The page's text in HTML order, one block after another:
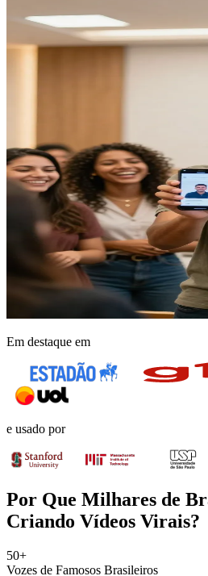
Em destaque em
e usado por
Por Que Milhares de
Criando Vídeos Virais?
50+
Vozes de Famosos Brasileiros